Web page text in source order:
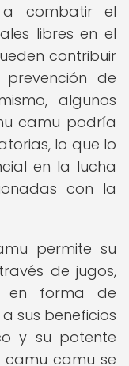
a combatir el
libres en el
contribuir
de
algunos
camu podría
lo que lo
en la lucha
con la
permite su
de jugos,
en forma de
sus beneficios
y su potente
camu camu se